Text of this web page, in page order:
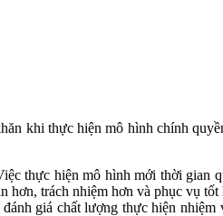
khi thực hiện mô hình chính
thực hiện mô hình mới thời gian
trách nhiệm hơn và phục vụ
giá chất lượng thực hiện nhiệm